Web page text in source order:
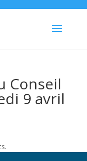
Conseil
9 avril